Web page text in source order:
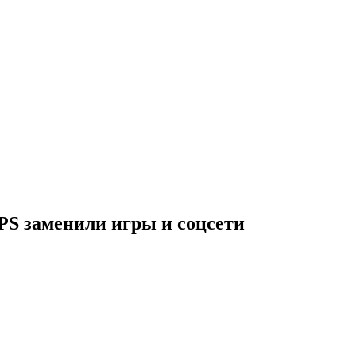
заменили игры и соцсети